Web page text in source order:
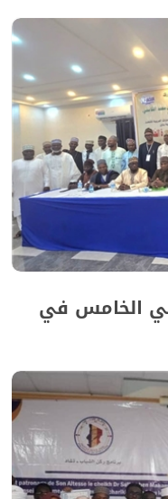
الخامس في